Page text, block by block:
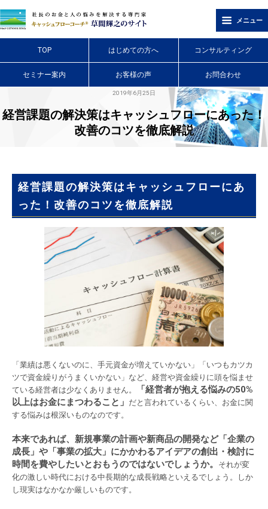
メニュー
TOP はじめての方へ コンサルティング
セミナー案内 お客様の声 お問合わせ
2019年6月25日
経営課題の解決策はキャッシュフローにあった！
改善のコツを徹底解説
経営課題の解決策はキャッシュフローにあ
った！改善のコツを徹底解説
「業績は悪くないのに、手元資金が増えていかない」「いつもカツカ
ツで資金繰りがうまくいかない」など、経営や資金繰りに頭を悩ませ
ている経営者は少なくありません。
「経営者が抱える悩みの50%
以上はお金にまつわること」 だと言われているくらい、お金に関
する悩みは根深いものなのです。
本来であれば、新規事業の計画や新商品の開発など「企業の
成長」や「事業の拡大」にかかわるアイデアの創出・検討に
時間を費やしたいとおもうのではないでしょうか。
それが変
化の激しい時代における中長期的な成長戦略といえるでしょう。しか
し現実はなかなか厳しいものです。